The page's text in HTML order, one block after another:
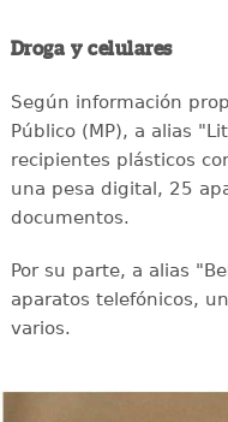
Droga y celulares
Según información
Público (MP), a alias
recipientes plásticos
una pesa digital, 25
documentos.
Por su parte, a alias
aparatos telefónicos,
varios.